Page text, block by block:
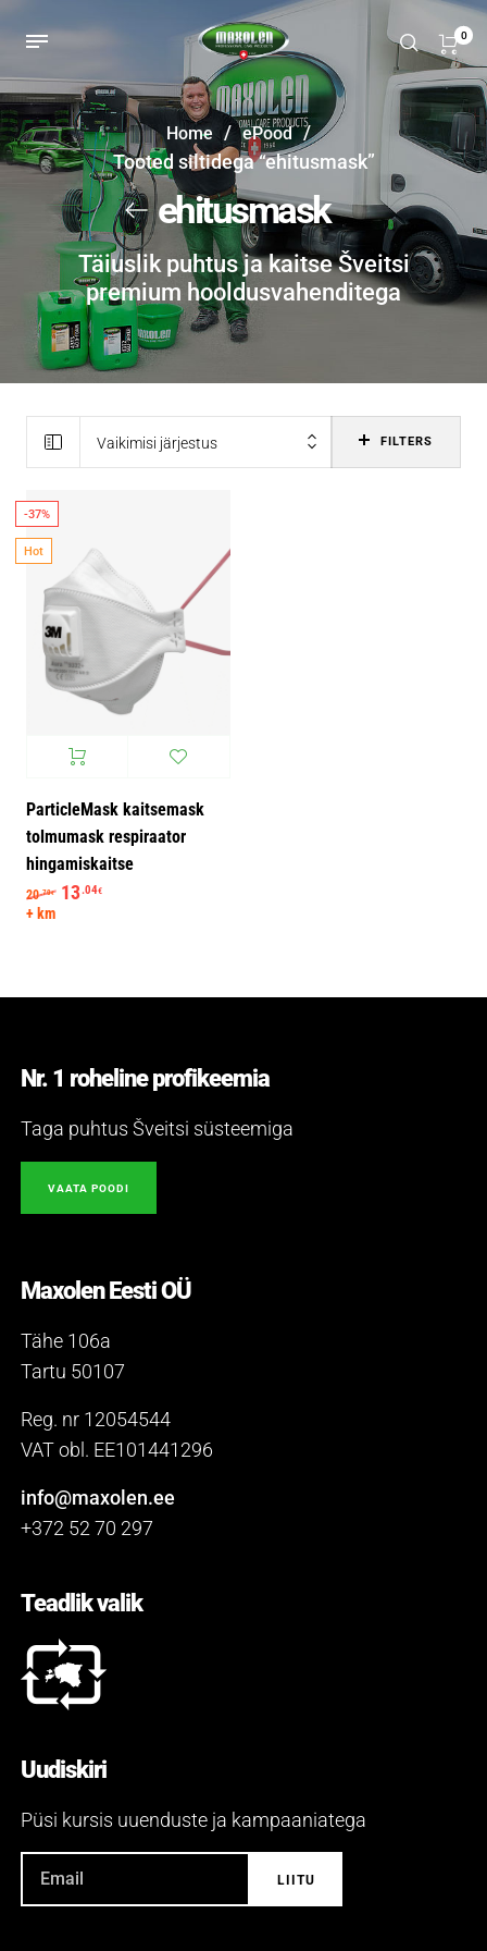
0
Home / ePood /
Tooted siltidega “ehitusmask”
ehitusmask
Täiuslik puhtus ja kaitse Šveitsi
premium hooldusvahenditega
Vaikimisi järjestus FILTERS
-37%
Hot
ParticleMask kaitsemask
tolmumask respiraator
hingamiskaitse
20.70€ Algne hind oli: 20.70€.
13.04€
+ km
Nr. 1 roheline profikeemia
Taga puhtus Šveitsi süsteemiga
VAATA POODI
Maxolen Eesti OÜ
Tähe 106a
Tartu 50107
Reg. nr 12054544
VAT obl. EE101441296
info@maxolen.ee
+372 52 70 297
Teadlik valik
Uudiskiri
Püsi kursis uuenduste ja kampaaniatega